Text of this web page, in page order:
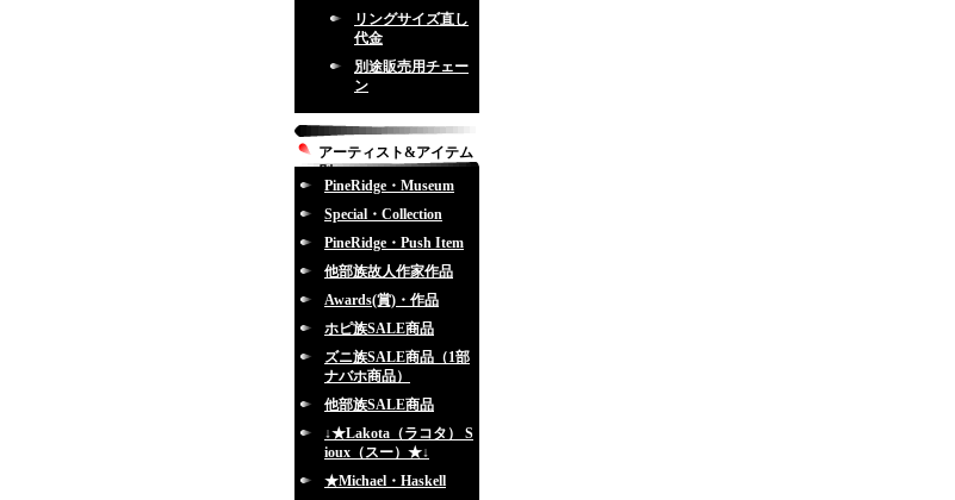
リングサイズ直し
代金
別途販売用チェー
ン
アーティスト&アイテム
別
PineRidge・Museum
Special・Collection
PineRidge・Push Item
他部族故人作家作品
Awards(賞)・作品
ホピ族SALE商品
ズニ族SALE商品（1部
ナバホ商品）
他部族SALE商品
↓★Lakota（ラコタ） S
ioux（スー）★↓
★Michael・Haskell